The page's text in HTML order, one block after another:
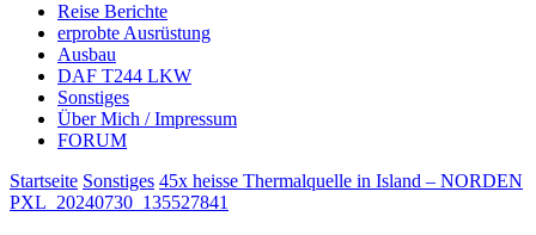
Reise Berichte
erprobte Ausrüstung
Ausbau
DAF T244 LKW
Sonstiges
Über Mich / Impressum
FORUM
Startseite Sonstiges 45x heisse Thermalquelle in Island – NORDEN
PXL_20240730_135527841